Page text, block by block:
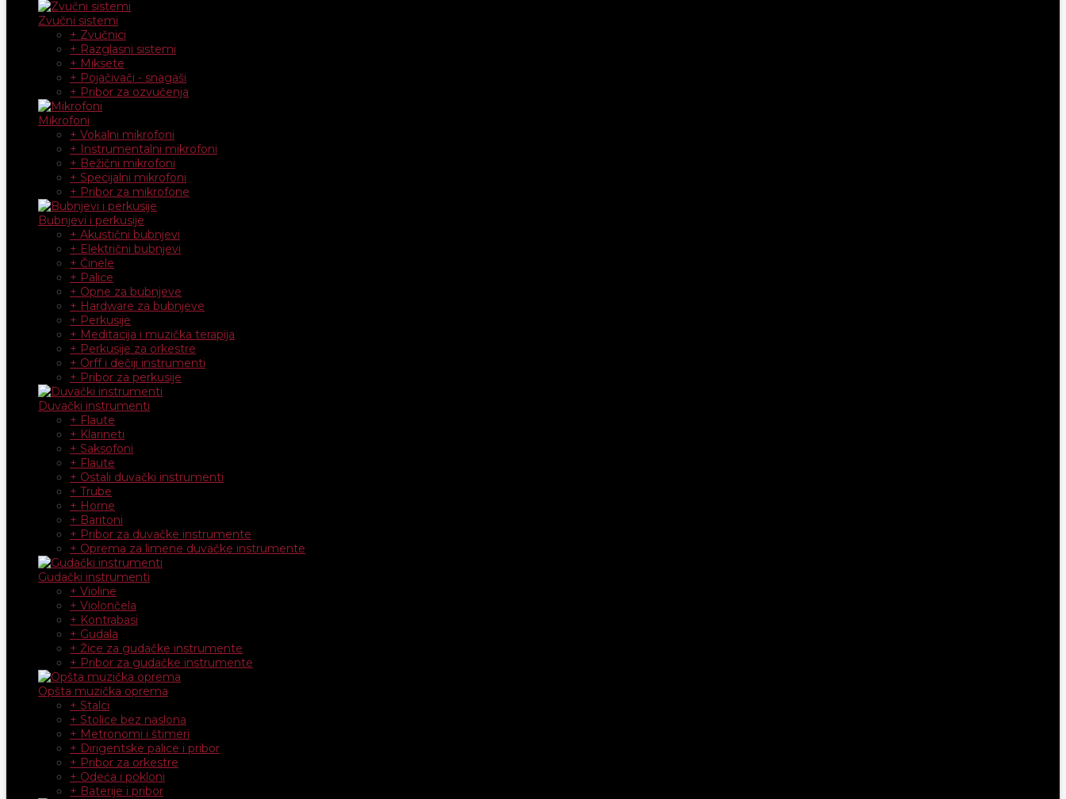
Zvučni sistemi
+ Zvučnici
+ Razglasni sistemi
+ Miksete
+ Pojačivači - snagaši
+ Pribor za ozvučenja
Mikrofoni
+ Vokalni mikrofoni
+ Instrumentalni mikrofoni
+ Bežični mikrofoni
+ Specijalni mikrofoni
+ Pribor za mikrofone
Bubnjevi i perkusije
+ Akustični bubnjevi
+ Električni bubnjevi
+ Činele
+ Palice
+ Opne za bubnjeve
+ Hardware za bubnjeve
+ Perkusije
+ Meditacija i muzička terapija
+ Perkusije za orkestre
+ Orff i dečiji instrumenti
+ Pribor za perkusije
Duvački instrumenti
+ Flaute
+ Klarineti
+ Saksofoni
+ Flaute
+ Ostali duvački instrumenti
+ Trube
+ Horne
+ Baritoni
+ Pribor za duvačke instrumente
+ Oprema za limene duvačke instrumente
Gudački instrumenti
+ Violine
+ Violončela
+ Kontrabasi
+ Gudala
+ Žice za gudačke instrumente
+ Pribor za gudačke instrumente
Opšta muzička oprema
+ Stalci
+ Stolice bez naslona
+ Metronomi i štimeri
+ Dirigentske palice i pribor
+ Pribor za orkestre
+ Odeća i pokloni
+ Baterije i pribor